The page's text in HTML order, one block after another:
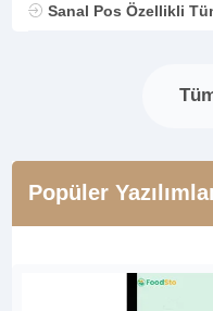
Sanal Pos Özellikli
Popüler